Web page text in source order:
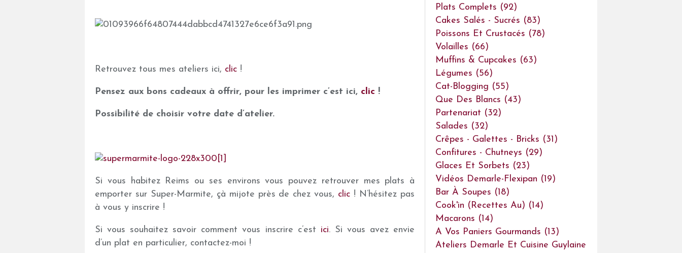
Retrouvez tous mes ateliers ici, clic !
Pensez aux bons cadeaux à offrir, pour les imprimer c’est ici, clic !
Possibilité de choisir votre date d’atelier.
Si vous habitez Reims ou ses environs vous pouvez retrouver mes plats à
emporter sur Super-Marmite, çà mijote près de chez vous, clic ! N’hésitez pas
à vous y inscrire !
Si vous souhaitez savoir comment vous inscrire c’est ici. Si vous avez envie
d’un plat en particulier, contactez-moi !
Plats Complets (92)
Cakes Salés - Sucrés (83)
Poissons Et Crustacés (78)
Volailles (66)
Muffins & Cupcakes (63)
Légumes (56)
Cat-Blogging (55)
Que Des Blancs (43)
Partenariat (32)
Salades (32)
Crêpes - Galettes - Bricks (31)
Confitures - Chutneys (29)
Glaces Et Sorbets (23)
Vidéos Demarle-Flexipan (19)
Bar À Soupes (18)
Cook'in (recettes Au) (14)
Macarons (14)
A Vos Paniers Gourmands (13)
Ateliers Demarle Et Cuisine Guylaine